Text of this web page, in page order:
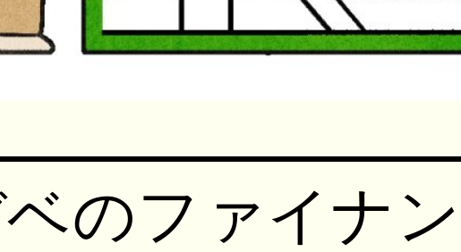
のファイナ